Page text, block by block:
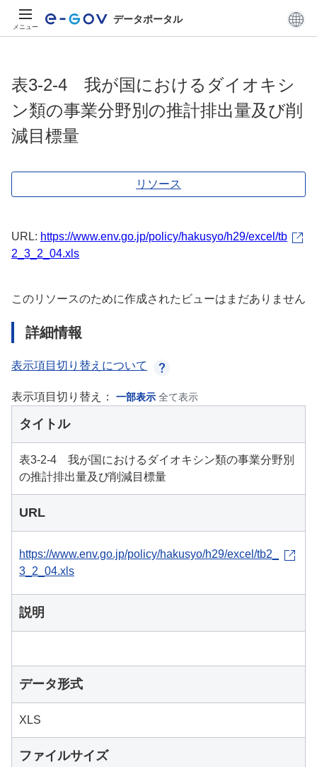
メニュー
データポータル
表3-2-4 我が国におけるダイオキシ
ン類の事業分野別の推計排出量及び削
減目標量
リソース
URL: https://www.env.go.jp/policy/hakusyo/h29/excel/tb
2_3_2_04.xls
このリソースのために作成されたビューはまだありません
詳細情報
表示項目切り替えについて
表示項目切り替え： 一部表示 全て表示
タイトル
表3-2-4 我が国におけるダイオキシン類の事業分野別
の推計排出量及び削減目標量
URL
https://www.env.go.jp/policy/hakusyo/h29/excel/tb2_
3_2_04.xls
説明
データ形式
XLS
ファイルサイズ